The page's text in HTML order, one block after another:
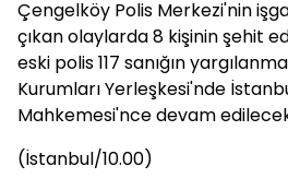
Çengelköy Polis Merkezi'nin
çıkan olaylarda 8 kişinin şehit
eski polis 117 sanığın
Kurumları Yerleşkesi'nde
Mahkemesi'nce devam
(İstanbul/10.00)